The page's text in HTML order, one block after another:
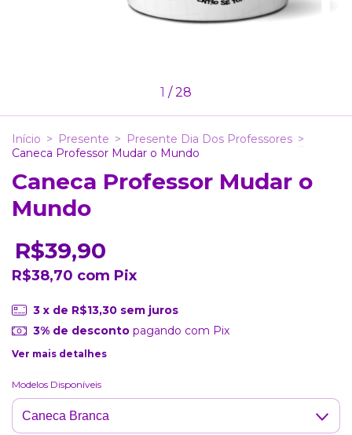
1 /28
Início > Presente > Presente Dia Dos Professores >
Caneca Professor Mudar o Mundo
Caneca Professor Mudar o
Mundo
R$39,90
R$38,70 com Pix
3 x de R$13,30 sem juros
3% de descontopagando com Pix
Ver mais detalhes
Modelos Disponíveis